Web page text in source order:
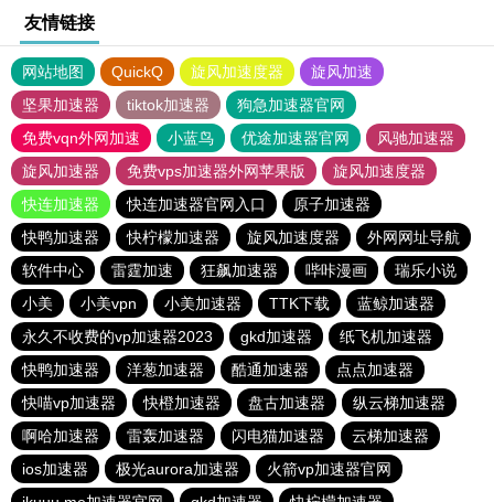
友情链接
网站地图 QuickQ 旋风加速度器
旋风加速
坚果加速器
tiktok加速器
狗急加速器官网
免费vqn外网加速
小蓝鸟 优途加速器官网
风驰加速器
旋风加速器
免费vps加速器外网苹果版
旋风加速度器
快连加速器
快连加速器官网入口
原子加速器
快鸭加速器
快柠檬加速器 旋风加速度器
外网网址导航
软件中心
雷霆加速 狂飙加速器 哔咔漫画
瑞乐小说
小美
小美vpn 小美加速器 TTK下载
蓝鲸加速器
永久不收费的vp加速器2023
gkd加速器
纸飞机加速器
快鸭加速器
洋葱加速器 酷通加速器
点点加速器
快喵vp加速器
快橙加速器 盘古加速器
纵云梯加速器
啊哈加速器
雷轰加速器 闪电猫加速器
云梯加速器
ios加速器
极光aurora加速器
火箭vp加速器官网